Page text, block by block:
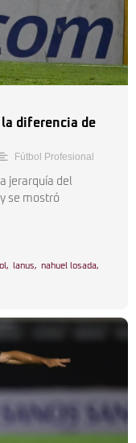
la diferencia de
Fútbol Profesional
jerarquía del
se mostró
, lanus, nahuel losada,